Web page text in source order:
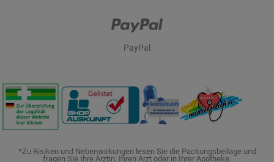
PayPal
*Zu Risiken und Nebenwirkungen lesen Sie die Packungsbeilage und
fragen Sie Ihre Ärztin, Ihren Arzt oder in Ihrer Apotheke.